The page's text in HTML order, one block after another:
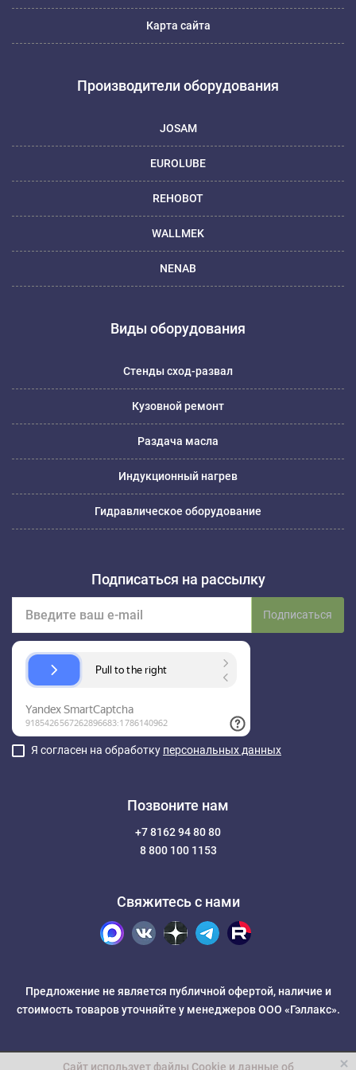
Карта сайта
Производители оборудования
JOSAM
EUROLUBE
REHOBOT
WALLMEK
NENAB
Виды оборудования
Стенды сход-развал
Кузовной ремонт
Раздача масла
Индукционный нагрев
Гидравлическое оборудование
Подписаться на рассылку
Подписаться
Я согласен на обработку персональных данных
Позвоните нам
+7 8162 94 80 80
8 800 100 1153
Свяжитесь с нами
Предложение не является публичной офертой, наличие и
стоимость товаров уточняйте у менеджеров ООО «Гэллакс».
Сайт использует файлы Cookie и данные об